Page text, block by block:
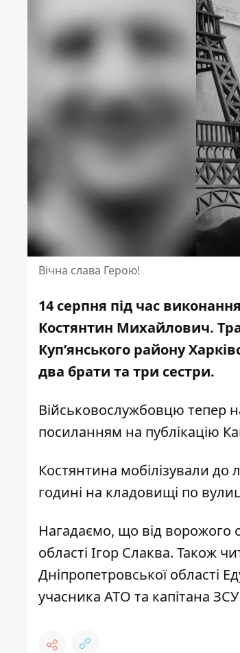
Вічна слава Герою!
14 серпня під час
Костянтин Михайлович.
Куп’янського району
два брати та три сестри.
Військовослужбовцю тепер
посиланням на публікацію
Костянтина мобілізували
годині на кладовищі по
Нагадаємо, що від ворожого
області Ігор Слаква. Також
Дніпропетровської області
учасника АТО та капітана